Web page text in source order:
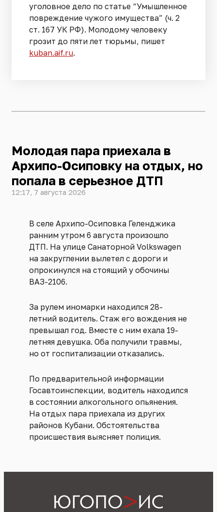
уголовное дело по статье “Умышленное
повреждение чужого имущества” (ч. 2
ст. 167 УК РФ). Молодому человеку
грозит до пяти лет тюрьмы, пишет
kuban.aif.ru.
Молодая пара приехала в
Архипо-Осиповку на отдых, но
попала в серьезное ДТП
12:17, 7 августа 2026
В селе Архипо-Осиповка Геленджика
ранним утром 6 августа произошло
ДТП. На улице Санаторной Volkswagen
на закруглении вылетел с дороги и
опрокинулся на стоящий у обочины
ВАЗ-2106.
За рулем иномарки находился 28-
летний водитель. Стаж его вождения не
превышал год. Вместе с ним ехала 19-
летняя девушка. Оба получили травмы,
но от госпитализации отказались.
По предварительной информации
Госавтоинспекции, водитель находился
в состоянии алкогольного опьянения.
На отдых пара приехала из других
районов Кубани. Обстоятельства
происшествия выясняет полиция.